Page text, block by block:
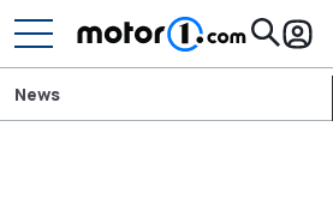
News